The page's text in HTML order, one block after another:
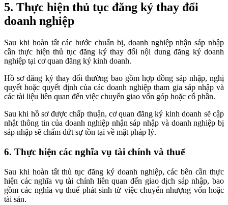
5. Thực hiện thủ tục đăng ký thay đổi
doanh nghiệp
Sau khi hoàn tất các bước chuẩn bị, doanh nghiệp nhận sáp nhập
cần thực hiện thủ tục đăng ký thay đổi nội dung đăng ký doanh
nghiệp tại cơ quan đăng ký kinh doanh.
Hồ sơ đăng ký thay đổi thường bao gồm hợp đồng sáp nhập, nghị
quyết hoặc quyết định của các doanh nghiệp tham gia sáp nhập và
các tài liệu liên quan đến việc chuyển giao vốn góp hoặc cổ phần.
Sau khi hồ sơ được chấp thuận, cơ quan đăng ký kinh doanh sẽ cập
nhật thông tin của doanh nghiệp nhận sáp nhập và doanh nghiệp bị
sáp nhập sẽ chấm dứt sự tồn tại về mặt pháp lý.
6. Thực hiện các nghĩa vụ tài chính và thuế
Sau khi hoàn tất thủ tục đăng ký doanh nghiệp, các bên cần thực
hiện các nghĩa vụ tài chính liên quan đến giao dịch sáp nhập, bao
gồm các nghĩa vụ thuế phát sinh từ việc chuyển nhượng vốn hoặc
tài sản.